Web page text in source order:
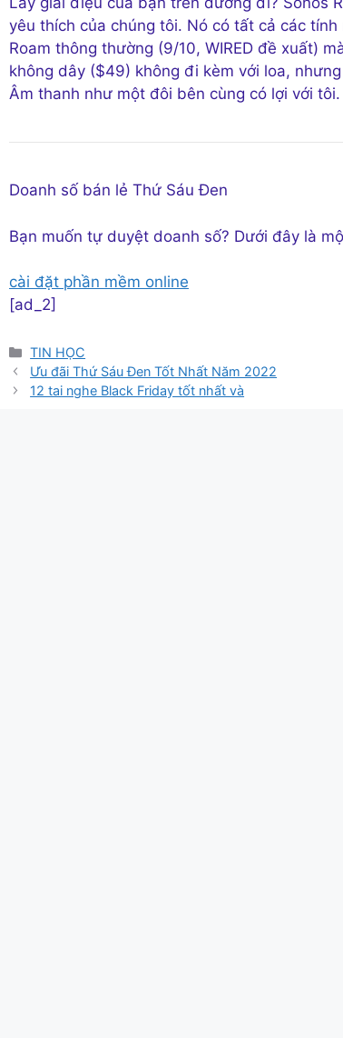
yêu thích của chúng tôi. Nó có tất cả các
Roam thông thường (9/10, WIRED đề xuất)
không dây ($49) không đi kèm với loa,
Âm thanh như một đôi bên cùng có lợi với tôi.
Doanh số bán lẻ Thứ Sáu Đen
Bạn muốn tự duyệt doanh số? Dưới đây là
cài đặt phần mềm online
[ad_2]
Danh
mục
TIN HỌC
Ưu đãi Thứ Sáu Đen Tốt Nhất Năm 2022
12 tai nghe Black Friday tốt nhất và